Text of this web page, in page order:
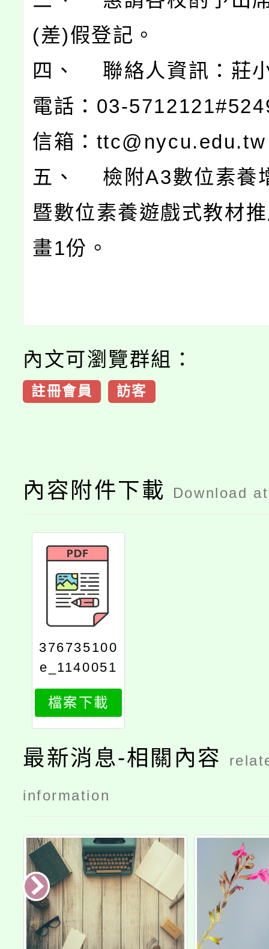
(差)假登記。
四、 聯絡人資訊：莊
電話：03-
信箱：
五、 檢附A3數位素養
暨數位素養遊戲式教材
畫1份。
內文可瀏覽群組：
註冊會員 訪客
內容附件下載 Download
376735100
e_1140051
273_attach
1
檔案下載
最新消息-相關內容
information